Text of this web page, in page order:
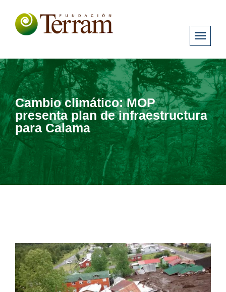
Cambio climático: MOP
presenta plan de infraestructura
para Calama